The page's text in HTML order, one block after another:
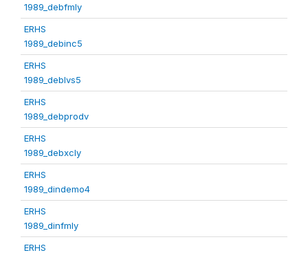
1989_debfmly
ERHS
1989_debinc5
ERHS
1989_deblvs5
ERHS
1989_debprodv
ERHS
1989_debxcly
ERHS
1989_dindemo4
ERHS
1989_dinfmly
ERHS